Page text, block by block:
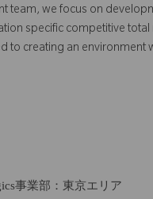
team, we focus on
specific competitive
to creating an
事業部：東京エリア